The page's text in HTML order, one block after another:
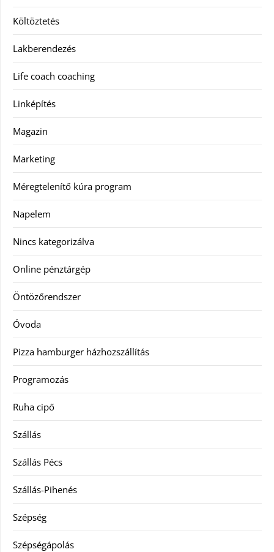
Költöztetés
Lakberendezés
Life coach coaching
Linképítés
Magazin
Marketing
Méregtelenítő kúra program
Napelem
Nincs kategorizálva
Online pénztárgép
Öntözőrendszer
Óvoda
Pizza hamburger házhozszállítás
Programozás
Ruha cipő
Szállás
Szállás Pécs
Szállás-Pihenés
Szépség
Szépségápolás